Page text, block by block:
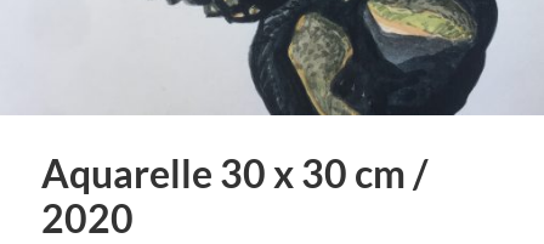
Aquarelle 30 x 30 cm /
2020